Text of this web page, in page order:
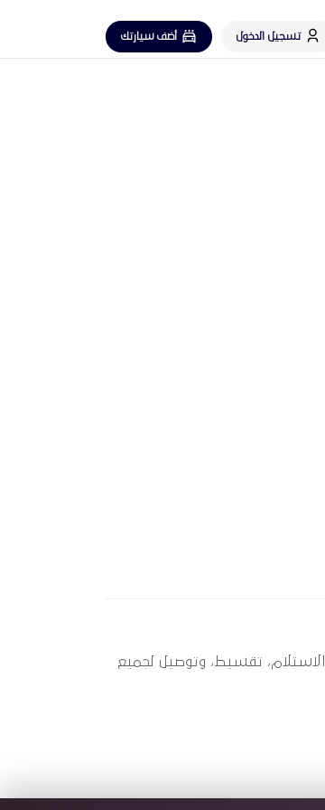
تسجيل الدخول
أضف سيارتك
بأفضل سعر في مصر — دفع عند الاستلام، تقسيط، وتوصيل لجميع